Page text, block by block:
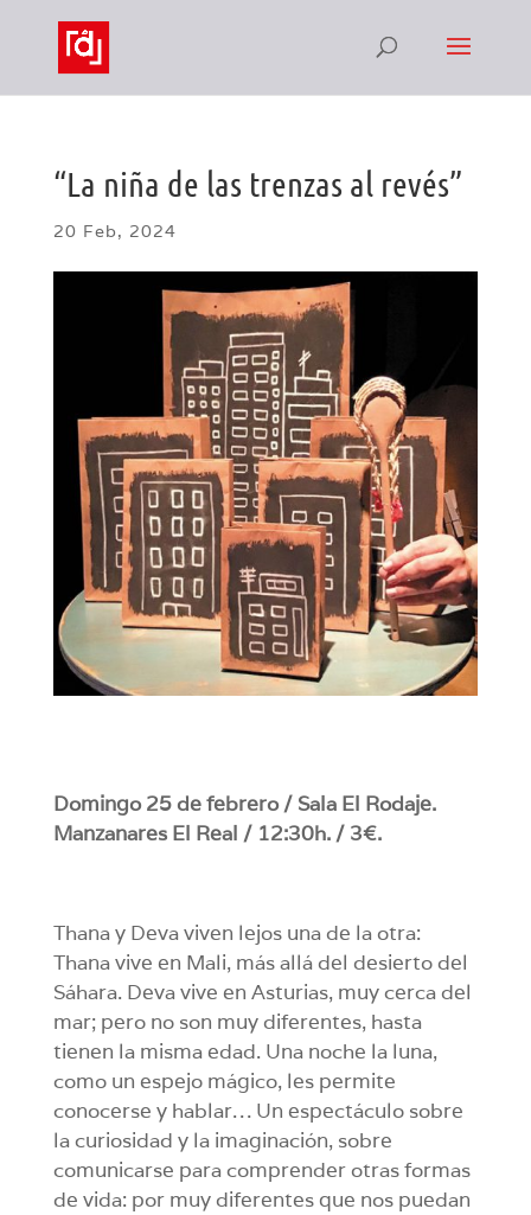
“La niña de las trenzas al revés”
20 Feb, 2024
Domingo 25 de febrero / Sala El Rodaje.
Manzanares El Real / 12:30h. / 3€.
Thana y Deva viven lejos una de la otra:
Thana vive en Mali, más allá del desierto del
Sáhara. Deva vive en Asturias, muy cerca del
mar; pero no son muy diferentes, hasta
tienen la misma edad. Una noche la luna,
como un espejo mágico, les permite
conocerse y hablar… Un espectáculo sobre
la curiosidad y la imaginación, sobre
comunicarse para comprender otras formas
de vida: por muy diferentes que nos puedan